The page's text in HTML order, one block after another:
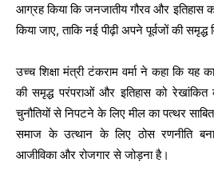
आग्रह किया कि जनजातीय गौरव और इतिहास
किया जाए, ताकि नई पीढ़ी अपने पूर्वजों की
उच्च शिक्षा मंत्री टंकराम वर्मा ने कहा कि यह
की समृद्ध परंपराओं और इतिहास को
चुनौतियों से निपटने के लिए मील का पत्थर
समाज के उत्थान के लिए ठोस रणनीति
आजीविका और रोजगार से जोड़ना है।